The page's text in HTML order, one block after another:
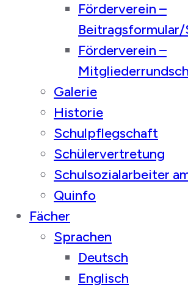
Förderverein –
Beitragsformular/
Förderverein –
Galerie
Historie
Schulpflegschaft
Schülervertretung
Schulsozialarbeiter
Quinfo
Fächer
Sprachen
Deutsch
Englisch